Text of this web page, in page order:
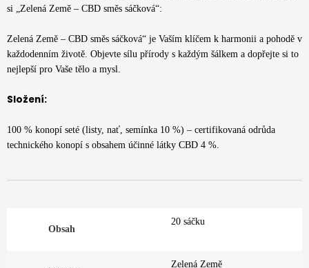
si „Zelená Země – CBD směs sáčková“:
Zelená Země – CBD směs sáčková“ je Vaším klíčem k harmonii a pohodě v
každodenním životě. Objevte sílu přírody s každým šálkem a dopřejte si to
nejlepší pro Vaše tělo a mysl.
Složení:
100 % konopí seté (listy, nať, semínka 10 %) – certifikovaná odrůda
technického konopí s obsahem účinné látky CBD 4 %.
Obsah
20 sáčku
Zelená Země